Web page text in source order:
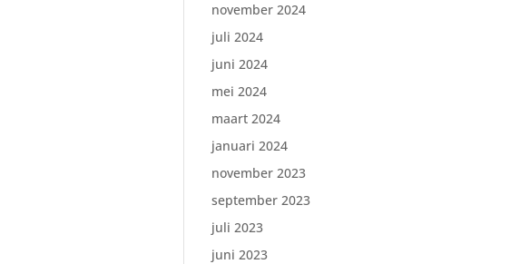
november 2024
juli 2024
juni 2024
mei 2024
maart 2024
januari 2024
november 2023
september 2023
juli 2023
juni 2023